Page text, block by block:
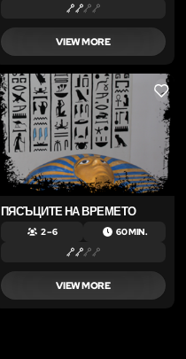
VIEW MORE
LIKE
ПЯСЪЦИТЕ НА ВРЕМЕТО
2 – 6 60 MIN.
VIEW MORE